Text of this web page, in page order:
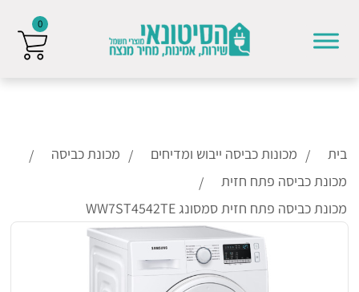
בית מכונות כביסה ייבוש ומדיחים
מכונת כביסה
מכונת כביסה פתח חזית
מכונת כביסה פתח חזית סמסונג WW7ST4542TE
0